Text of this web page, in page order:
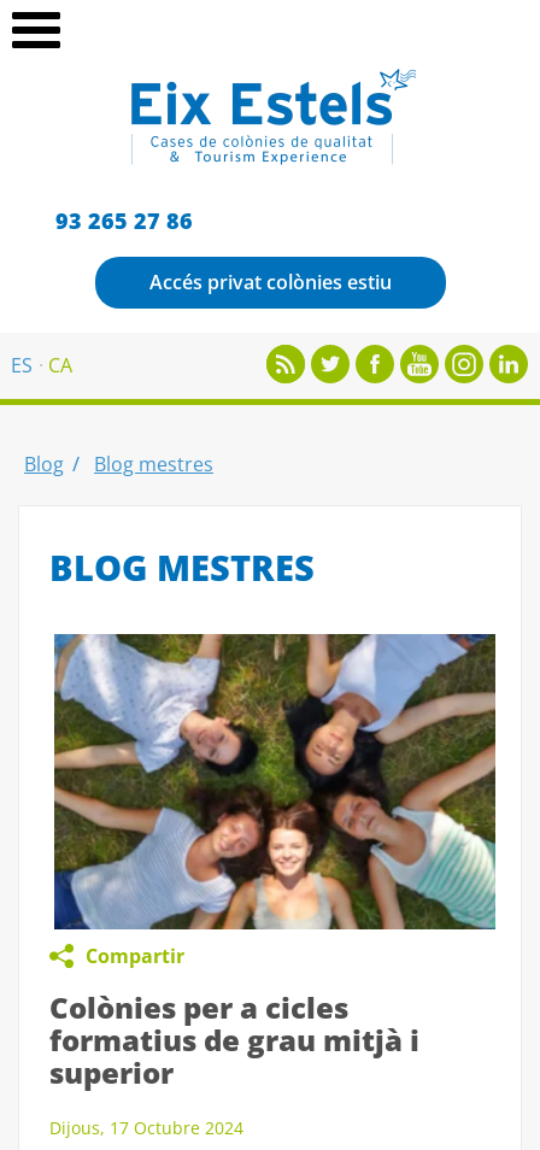
93 265 27 86
Accés privat colònies estiu
ES CA
Blog Blog mestres
BLOG MESTRES
Compartir
Colònies per a cicles
formatius de grau mitjà i
superior
Dijous, 17 Octubre 2024